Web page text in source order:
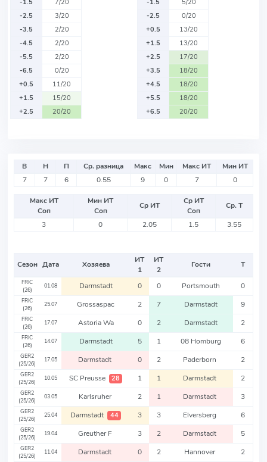
-1.5
7/20
-2.5
3/20
-3.5
2/20
-4.5
2/20
-5.5
2/20
-6.5
0/20
+0.5
11/20
+1.5
15/20
+2.5
20/20
-1.5
5/20
-2.5
0/20
+0.5
13/20
+1.5
13/20
+2.5
17/20
+3.5
18/20
+4.5
18/20
+5.5
18/20
+6.5
20/20
В Н П Ср. разница Макс Мин Макс ИТ
Мин ИТ
7
7 6 0.55 9 0 7 0
Макс ИТ
Соп
Мин ИТ
Соп
Ср ИТ
Ср ИТ
Соп
Ср. Т
3
0 2.05 1.5 3.55
Сезон Дата Хозяева
ИТ
1
ИТ
2
Гости Т
FRIC
(26)
01.08 Darmstadt 0 0 Portsmouth 0
FRIC
(26)
25.07 Grossaspac 2 7 Darmstadt 9
FRIC
(26)
17.07 Astoria Wa 0 2 Darmstadt 2
FRIC
(26)
14.07 Darmstadt 5 1 08 Homburg 6
GER2
(25/26)
17.05 Darmstadt 0 2 Paderborn 2
GER2
(25/26)
10.05 SC Preusse 28 1 1 Darmstadt 2
GER2
(25/26)
03.05 Karlsruher 2 1 Darmstadt 3
GER2
(25/26)
25.04 Darmstadt 44 3 3 Elversberg 6
GER2
(25/26)
19.04 Greuther F 3 2 Darmstadt 5
GER2
(25/26)
11.04 Darmstadt 0 2 Hannover 2